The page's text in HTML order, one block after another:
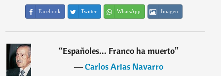
Facebook Twitter WhatsApp Imagen
“Españoles... Franco ha muerto”
―Carlos Arias Navarro